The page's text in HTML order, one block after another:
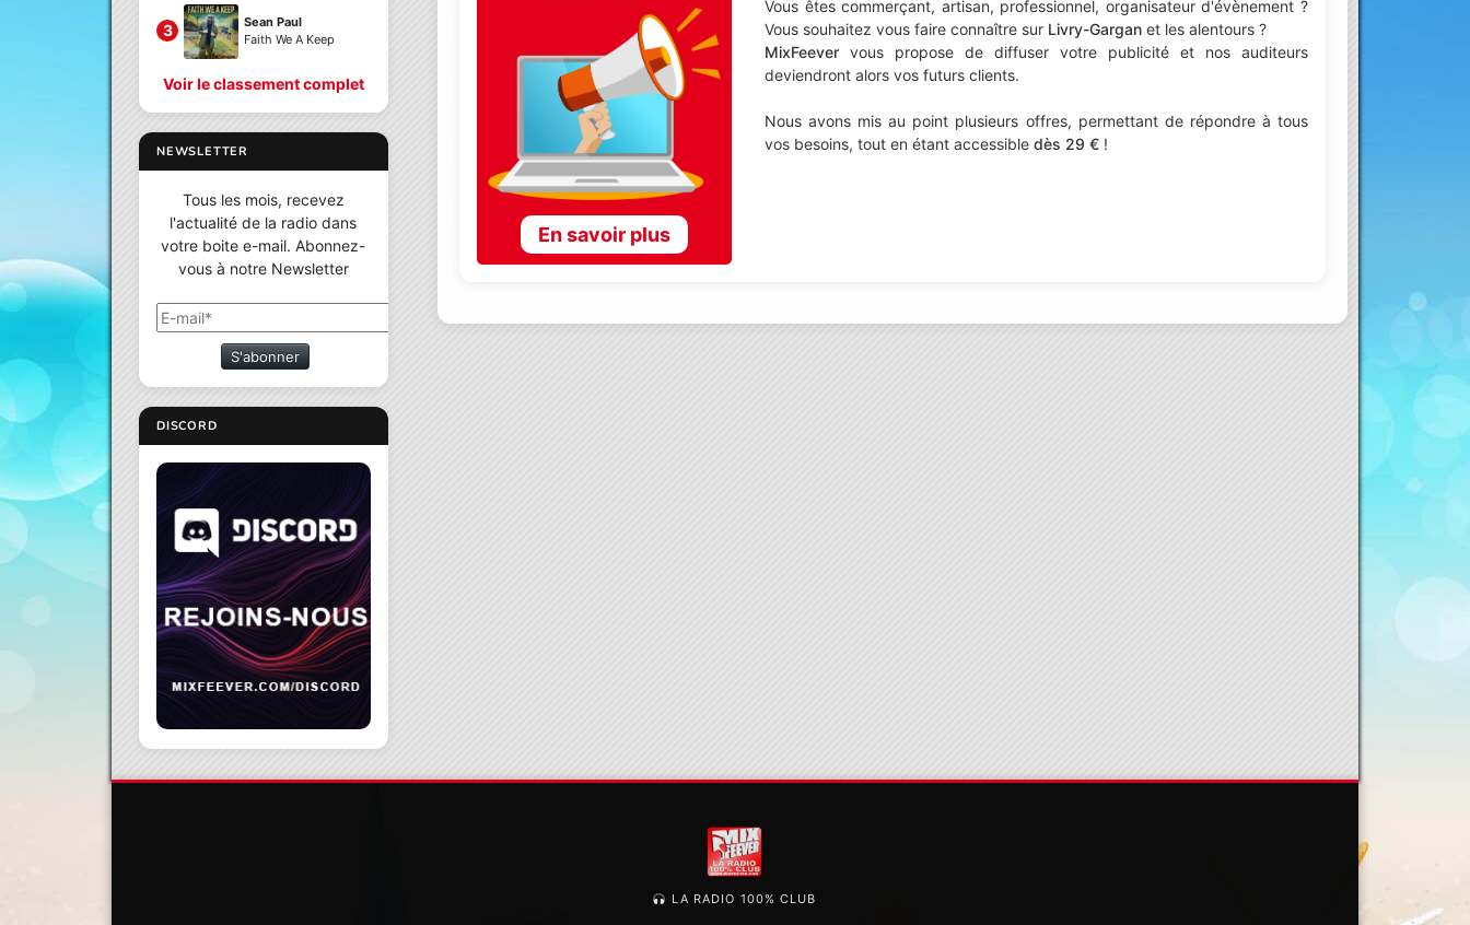
3
Sean Paul
Faith We A Keep
Voir le classement complet
NEWSLETTER
Tous les mois, recevez
l'actualité de la radio dans
votre boite e-mail. Abonnez-
vous à notre Newsletter
S'abonner
DISCORD
En savoir plus
Vous êtes commerçant, artisan, professionnel, organisateur d'évènement ?
Vous souhaitez vous faire connaître sur Livry-Gargan et les alentours ?
MixFeever vous propose de diffuser votre publicité et nos auditeurs
deviendront alors vos futurs clients.
Nous avons mis au point plusieurs offres, permettant de répondre à tous
vos besoins, tout en étant accessibledès 29 € !
LA RADIO 100% CLUB